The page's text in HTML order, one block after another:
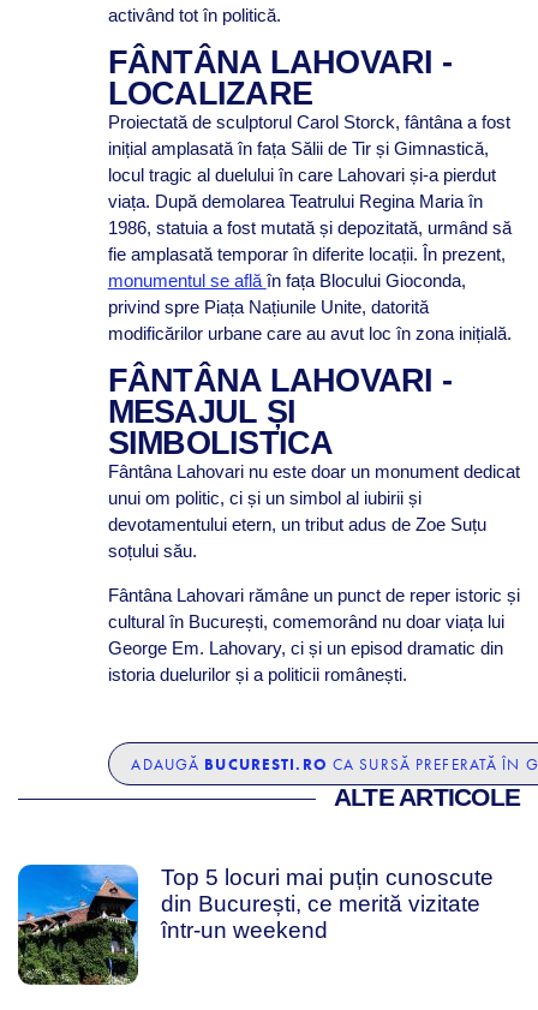
activând tot în politică.
FÂNTÂNA LAHOVARI -
LOCALIZARE
Proiectată de sculptorul Carol Storck, fântâna a fost
inițial amplasată în fața Sălii de Tir și Gimnastică,
locul tragic al duelului în care Lahovari și-a pierdut
viața. După demolarea Teatrului Regina Maria în
1986, statuia a fost mutată și depozitată, urmând să
fie amplasată temporar în diferite locații. În prezent,
monumentul se aflăîn fața Blocului Gioconda,
privind spre Piața Națiunile Unite, datorită
modificărilor urbane care au avut loc în zona inițială.
FÂNTÂNA LAHOVARI -
MESAJUL ȘI
SIMBOLISTICA
Fântâna Lahovari nu este doar un monument dedicat
unui om politic, ci și un simbol al iubirii și
devotamentului etern, un tribut adus de Zoe Suțu
soțului său.
Fântâna Lahovari rămâne un punct de reper istoric și
cultural în București, comemorând nu doar viața lui
George Em. Lahovary, ci și un episod dramatic din
istoria duelurilor și a politicii românești.
ADAUGĂ BUCURESTI.RO CA SURSĂ PREFERATĂ ÎN
ALTE ARTICOLE
Top 5 locuri mai puțin cunoscute
din București, ce merită vizitate
într-un weekend